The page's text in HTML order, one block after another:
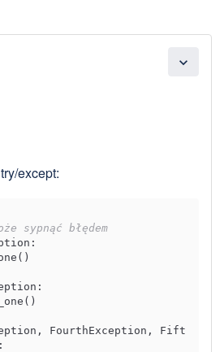
expand_more
except:
sypnąć błędem
FourthException, Fift